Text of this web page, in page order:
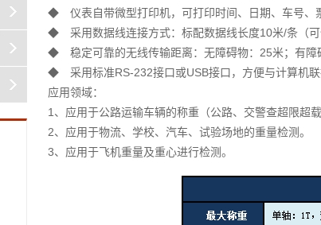
◆ 仪表自带微型打印机，可打印时间、日期、车号、
◆ 采用数据线连接方式：标配数据线长度10米/条（可
◆ 稳定可靠的无线传输距离：无障碍物：25米；有障
◆ 采用标准RS-232接口或USB接口，方便与计算机联
应用领域：
1、应用于公路运输车辆的称重（公路、交警查超限超载
2、应用于物流、学校、汽车、试验场地的重量检测。
3、应用于飞机重量及重心进行检测。